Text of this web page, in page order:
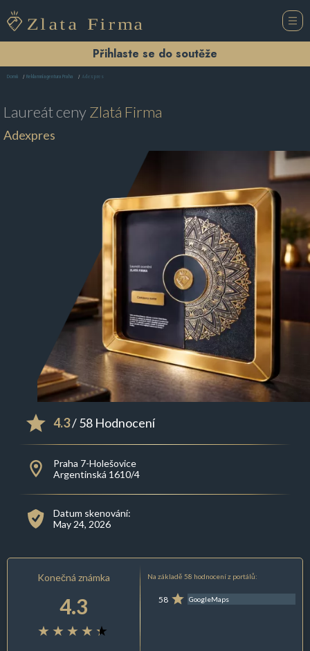
Přihlaste se do soutěže
Domů Reklamní agentura Praha Adexpres
Laureát cenyZlatá Firma
Adexpres
4.3/ 58 Hodnocení
Praha 7-Holešovice
Argentinská 1610/4
Datum skenování:
May 24, 2026
Konečná známka
4.3
Na základě 58 hodnocení z portálů:
58 GoogleMaps